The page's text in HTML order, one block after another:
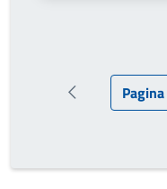
Pagina Pagina